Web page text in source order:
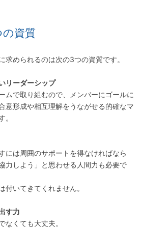
資質
求められるのは次の3つの資質です。
リーダーシップ
ムで取り組むので、メンバーにゴールに
意形成や相互理解をうながせる的確なマ
。
には周囲のサポートを得なければなら
力しよう」と思わせる人間力も必要で
付いてきてくれません。
す力
なくても大丈夫。